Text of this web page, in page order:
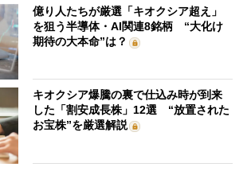
億り人たちが厳選「キオクシア超え」
を狙う半導体・AI関連8銘柄 “大化け
期待の大本命”は？
キオクシア爆騰の裏で仕込み時が到来
した「割安成長株」12選 “放置された
お宝株”を厳選解説